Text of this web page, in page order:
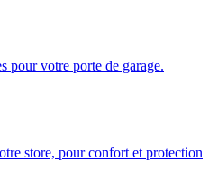
pour votre porte de garage.
store, pour confort et protection